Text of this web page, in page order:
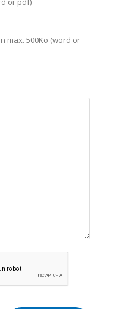
max. 500Ko (word or